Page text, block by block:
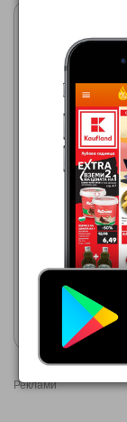
01.07.2026 -
1,25 €
NUCREMA Крем
Покажи
Реклами